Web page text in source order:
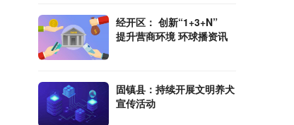
经开区： 创新“1+3+N”
提升营商环境 环球播资讯
固镇县：持续开展文明养犬
宣传活动